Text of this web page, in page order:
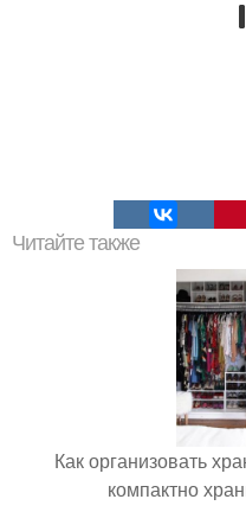
Читайте также
Как организовать
компактно